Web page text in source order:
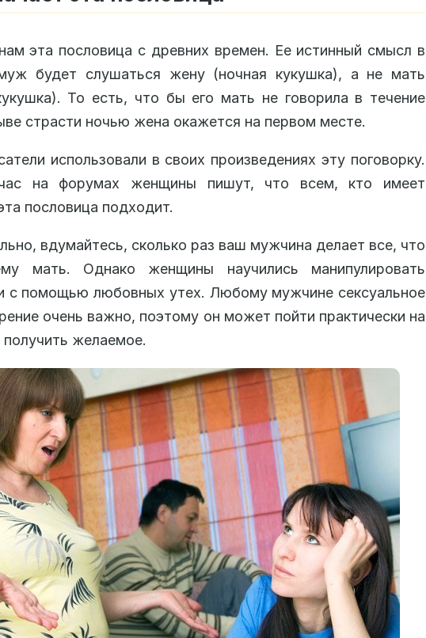
эта пословица с древних времен. Ее истинный смысл в
будет слушаться жену (ночная кукушка), а не мать
То есть, что бы его мать не говорила в течение
страсти ночью жена окажется на первом месте.
использовали в своих произведениях эту поговорку.
на форумах женщины пишут, что всем, кто имеет
пословица подходит.
вдумайтесь, сколько раз ваш мужчина делает все, что
мать. Однако женщины научились манипулировать
с помощью любовных утех. Любому мужчине сексуальное
очень важно, поэтому он может пойти практически на
желаемое.